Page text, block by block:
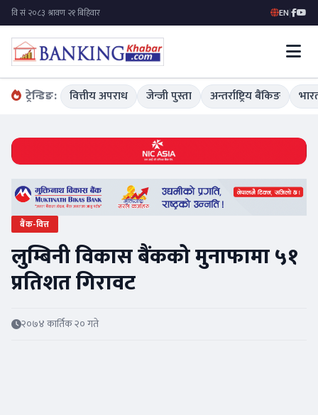
EN|
ट्रेन्डिङ: वित्तीय अपराध जेन्जी पुस्ता अन्तर्राष्ट्रिय बैंकिङ
बैंक-वित्त
लुम्बिनी विकास बैंकको मुनाफामा ५१
प्रतिशत गिरावट
२०७४ कार्तिक २० गते